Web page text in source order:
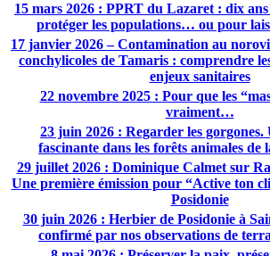
15 mars 2026 : PPRT du Lazaret : dix
protéger les populations… ou pour
17 janvier 2026 – Contamination au
conchylicoles de Tamaris : comprendre
enjeux sanitaires
22 novembre 2025 : Pour que les
vraiment…
23 juin 2026 : Regarder les gorgones.
fascinante dans les forêts animales de
29 juillet 2026 : Dominique Calmet sur
Une première émission pour “Active ton
Posidonie
30 juin 2026 : Herbier de Posidonie à
confirmé par nos observations de